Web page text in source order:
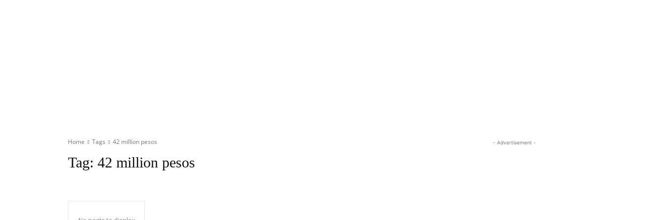
Home Tags 42 million pesos
Tag: 42 million pesos
- Advertisement -